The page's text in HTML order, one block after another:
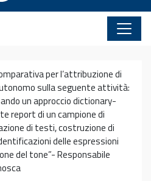
per l’attribuzione di
sulla seguente attività:
un approccio dictionary-
report di un campione di
di testi, costruzione di
delle espressioni
del tone”- Responsabile